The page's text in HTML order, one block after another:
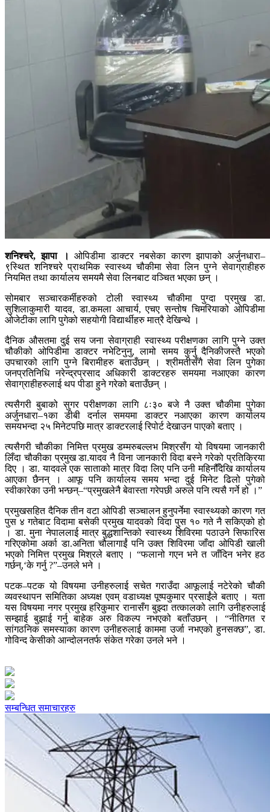
शनिश्चरे, झापा ।
ओपिडीमा डाक्टर नबसेका कारण झापाको अर्जुनधारा–
९स्थित शनिश्चरे प्राथमिक स्वास्थ्य चौकीमा सेवा लिन पुग्ने सेवाग्राहीहरु
नियमित तथा कार्यालय समयमै सेवा लिनबाट वञ्चित भएका छन् ।
सोमबार सञ्चारकर्मीहरुको टोली स्वास्थ्य चौकीमा पुग्दा प्रमुख डा.
सुशिलाकुमारी यादव, डा.कमला आचार्य, एचए सन्तोष चिमरियाको ओपिडीमा
ओजेटीका लागि पुगेको सहयोगी विद्यार्थीहरु मात्रै देखिन्थे ।
दैनिक औसतमा दुई सय जना सेवाग्राही स्वास्थ्य परीक्षणका लागि पुग्ने उक्त
चौकीको ओपिडीमा डाक्टर नभेटिनुनु, लामो समय कुर्नु दैनिकीजस्तै भएको
उपचारको लागि पुग्ने बिरामीहरु बताउँछन् । श्रीमतीसँगै सेवा लिन पुगेका
जनप्रतिनिधि नरेन्द्रप्रसाद अधिकारी डाक्टरहरु समयमा नआएका कारण
सेवाग्राहीहरुलाई थप पीडा हुने गरेको बताउँछन् ।
त्यसैगरी बुबाको सुगर परीक्षणका लागि ८ः३० बजे नै उक्त चौकीमा पुगेका
अर्जुनधारा–१का डीबी दर्नाल समयमा डाक्टर नआएका कारण कार्यालय
समयभन्दा २५ मिनेटपछि मात्र डाक्टरलाई रिपोर्ट देखाउन पाएको बताए ।
त्यसैगरी चौकीका निमित्त प्रमुख डम्मरुबल्लभ मिश्रसँग यो विषयमा जानकारी
लिँदा चौकीका प्रमुख डा.यादव नै विना जानकारी विदा बस्ने गरेको प्रतिक्रिया
दिए । डा. यादवले एक साताको मात्र विदा लिए पनि उनी महिनौँदेखि कार्यालय
आएका छैनन् । आफू पनि कार्यालय समय भन्दा दुई मिनेट ढिलो पुगेको
स्वीकारेका उनी भन्छन्–“प्रमुखलेनै बेवास्ता गरेपछी अरुले पनि त्यसै गर्ने हो ।”
प्रमुखसहित दैनिक तीन वटा ओपिडी सञ्चालन हुनुपर्नेमा स्वास्थ्यको कारण गत
पुस ४ गतेबाट विदामा बसेकी प्रमुख यादवको विदा पुस १० गते नै सकिएको हो
। डा. मुना नेपाललाई मात्र बुद्धशान्तिको स्वास्थ्य शिविरमा पठाउने सिफारिस
गरिएकोमा अर्का डा.अनिता चौलागाईं पनि उक्त शिविरमा जाँदा ओपिडी खाली
भएको निमित्त प्रमुख मिश्रले बताए । “फलानो गएन भने त जाँदिन भनेर हठ
गर्छन्,‘के गर्नु ?”–उनले भने ।
पटक–पटक यो विषयमा उनीहरुलाई सचेत गराउँदा आफूलाई नटेरेको चौकी
व्यवस्थापन समितिका अध्यक्ष एवम् वडाध्यक्ष पूष्पकुमार प्रसाईंले बताए । यता
यस विषयमा नगर प्रमुख हरिकुमार रानासँग बुझ्दा तत्कालको लागि उनीहरुलाई
सम्झाई बुझाई गर्नु बाहेक अरु विकल्प नभएको बताँउछन् । “नीतिगत र
सांगठनिक समस्याका कारण उनीहरुलाई काममा उर्जा नभएको हुनसक्छ”, डा.
गोविन्द केसीको आन्दोलनतर्फ संकेत गरेका उनले भने ।
सम्बन्धित समाचारहरु